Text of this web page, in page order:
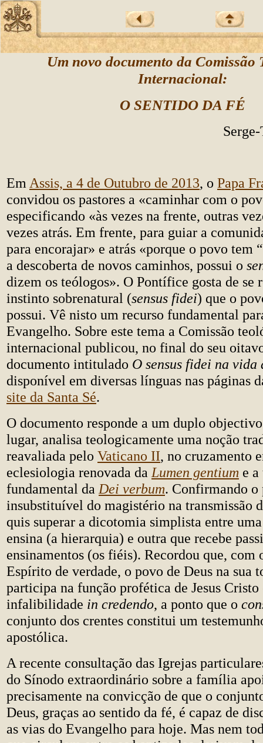
Um novo documento da Comissão
Internacional:
O SENTIDO DA FÉ
Em Assis, a 4 de Outubro de 2013, o Papa
convidou os pastores a «caminhar com o
especificando «às vezes na frente, outras
vezes atrás. Em frente, para guiar a
para encorajar» e atrás «porque o povo tem
a descoberta de novos caminhos, possui o
dizem os teólogos». O Pontífice gosta de se
instinto sobrenatural (sensus fidei) que o
possui. Vê nisto um recurso fundamental
Evangelho. Sobre este tema a Comissão
internacional publicou, no final do seu
documento intitulado O sensus fidei na vida
disponível em diversas línguas nas páginas
site da Santa Sé.
O documento responde a um duplo
lugar, analisa teologicamente uma noção
reavaliada pelo Vaticano II, no cruzamento
eclesiologia renovada da Lumen gentium e
fundamental da Dei verbum. Confirmando o
insubstituível do magistério na transmissão
quis superar a dicotomia simplista entre
ensina (a hierarquia) e outra que recebe
ensinamentos (os fiéis). Recordou que, com
Espírito de verdade, o povo de Deus na sua
participa na função profética de Jesus Cristo
infalibilidade in credendo, a ponto que o
conjunto dos crentes constitui um
apostólica.
A recente consultação das Igrejas
do Sínodo extraordinário sobre a família
precisamente na convicção de que o
Deus, graças ao sentido da fé, é capaz de
as vias do Evangelho para hoje. Mas nem